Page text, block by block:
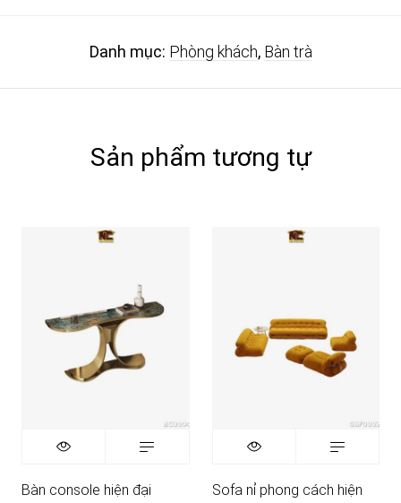
Danh mục: Phòng khách, Bàn trà
Sản phẩm tương tự
Bàn console hiện đại
Sofa nỉ phong cách hiện